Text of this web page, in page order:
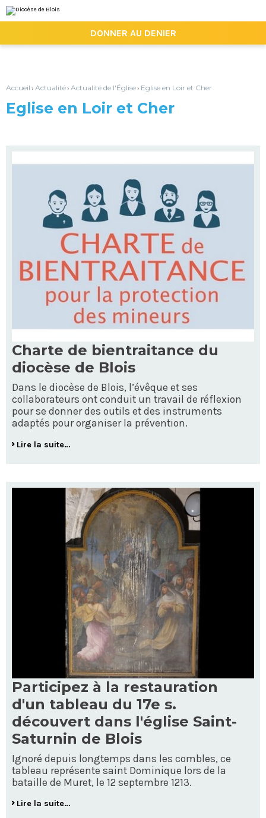
au
contenu.
la
personnels
DONNER AU DENIER
Accueil › Actualité› Actualité de l'Église› Eglise en Loir et Cher
Eglise en Loir et Cher
Charte de bientraitance du
diocèse de Blois
Dans le diocèse de Blois, l’évêque et ses
collaborateurs ont conduit un travail de réflexion
pour se donner des outils et des instruments
adaptés pour organiser la prévention.
Lire la suite…
Participez à la restauration
d'un tableau du 17e s.
découvert dans l'église Saint-
Saturnin de Blois
Ignoré depuis longtemps dans les combles, ce
tableau représente saint Dominique lors de la
bataille de Muret, le 12 septembre 1213.
Lire la suite…